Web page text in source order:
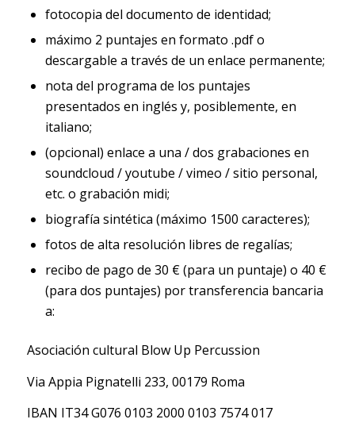
fotocopia del documento de identidad;
máximo 2 puntajes en formato .pdf o
descargable a través de un enlace permanente;
nota del programa de los puntajes
presentados en inglés y, posiblemente, en
italiano;
(opcional) enlace a una / dos grabaciones en
soundcloud / youtube / vimeo / sitio personal,
etc. o grabación midi;
biografía sintética (máximo 1500 caracteres);
fotos de alta resolución libres de regalías;
recibo de pago de 30 € (para un puntaje) o 40 €
(para dos puntajes) por transferencia bancaria
a:
Asociación cultural Blow Up Percussion
Via Appia Pignatelli 233, 00179 Roma
IBAN IT34 G076 0103 2000 0103 7574 017